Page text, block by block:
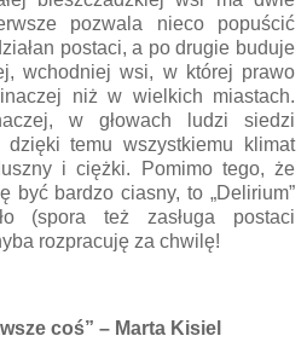
pozwala nieco popuścić
postaci, a po drugie buduje
wchodniej wsi, w której prawo
niż w wielkich miastach.
w głowach ludzi siedzi
dzięki temu wszystkiemu klimat
i ciężki. Pomimo tego, że
być bardzo ciasny, to „Delirium”
(spora też zasługa postaci
rozpracuję za chwilę!
coś” – Marta Kisiel